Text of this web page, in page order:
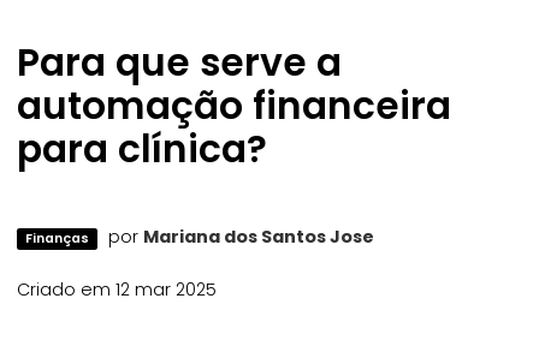
Para que serve a
automação financeira
para clínica?
Finanças por Mariana dos Santos Jose
Criado em 12 mar 2025